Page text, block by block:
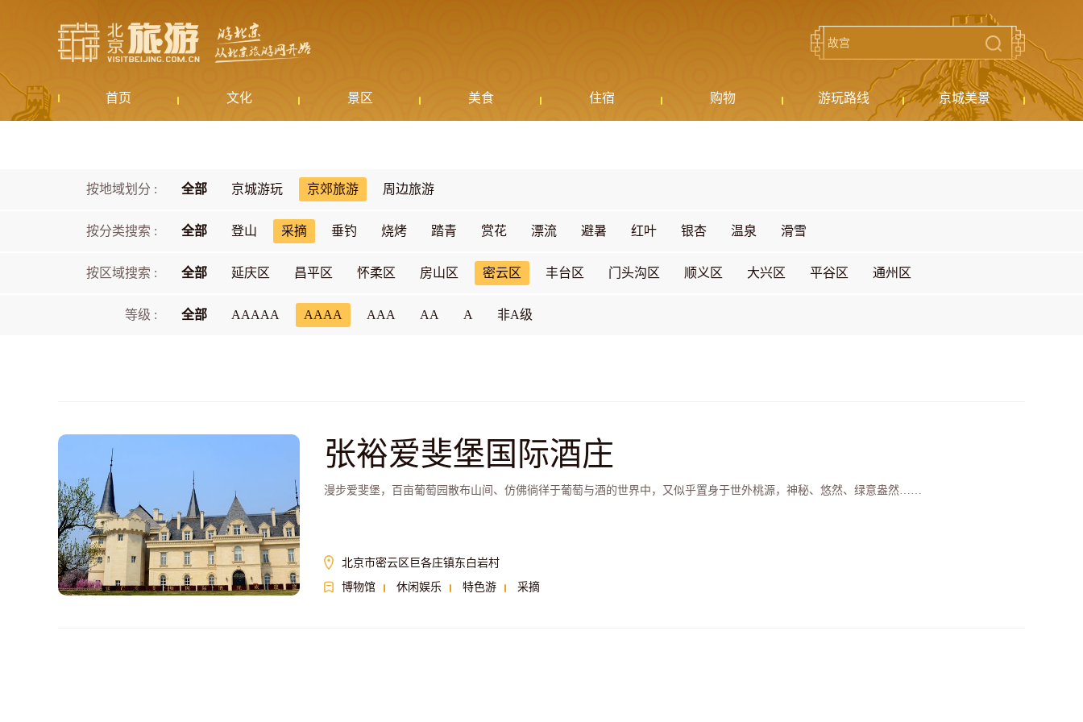
首页 文化 景区 美食 住宿 购物 游玩路线 京城美景
按地域划分 : 全部 京城游玩 京郊旅游 周边旅游
按分类搜索 : 全部 登山 采摘 垂钓 烧烤 踏青 赏花 漂流 避暑 红叶 银杏 温泉 滑雪
按区域搜索 : 全部 延庆区 昌平区 怀柔区 房山区 密云区 丰台区 门头沟区 顺义区 大兴区 平谷区 通州区
等级 : 全部 AAAAA AAAA AAA AA A 非A级
张裕爱斐堡国际酒庄
漫步爱斐堡，百亩葡萄园散布山间、仿佛徜徉于葡萄与酒的世界中，又似乎置身于世外桃源，神秘、悠然、绿意盎然……
北京市密云区巨各庄镇东白岩村
博物馆
休闲娱乐 特色游 采摘